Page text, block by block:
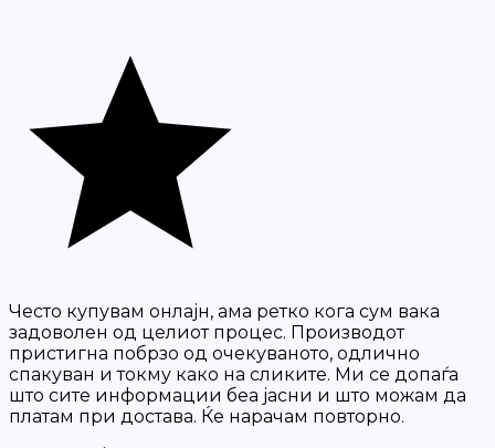
Често купувам онлајн, ама ретко кога сум вака
задоволен од целиот процес. Производот
пристигна побрзо од очекуваното, одлично
спакуван и токму како на сликите. Ми се допаѓа
што сите информации беа јасни и што можам да
платам при достава. Ќе нарачам повторно.